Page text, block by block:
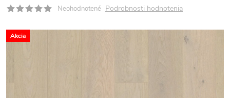
Neohodnotené Podrobnosti hodnotenia
Akcia